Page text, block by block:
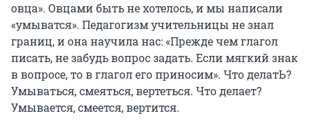
овца». Овцами быть не хотелось, и мы написали
«умыватся». Педагогизм учительницы не знал
границ, и она научила нас: «Прежде чем глагол
писать, не забудь вопрос задать. Если мягкий знак
в вопросе, то в глагол его приносим». Что делатЬ?
Умываться, смеяться, вертеться. Что делает?
Умывается, смеется, вертится.